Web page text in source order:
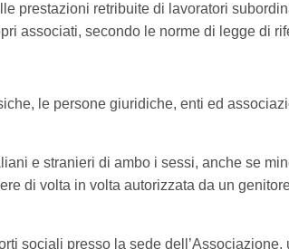
prestazioni retribuite di lavoratori
associati, secondo le norme di legge di
le persone giuridiche, enti ed
e stranieri di ambo i sessi, anche se
di volta in volta autorizzata da un
sociali presso la sede dell’Associazione,